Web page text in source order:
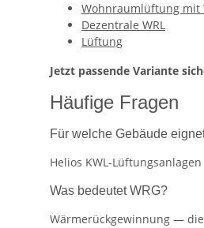
Wohnraumlüftung mit
Dezentrale WRL
Lüftung
Jetzt passende Variante
Häufige Fragen
Für welche Gebäude
Helios KWL-
Was bedeutet WRG?
Wärmerückgewinnung —